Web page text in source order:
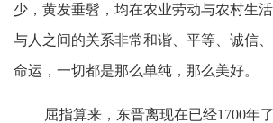
少，黄发垂髫，均在农业劳动与农村生
与人之间的关系非常和谐、平等、诚信
命运，一切都是那么单纯，那么美好。
屈指算来，东晋离现在已经1700年